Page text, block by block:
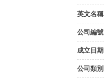
英文名稱
公司編號
成立日期
公司類別